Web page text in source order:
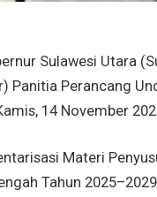
Sulawesi Utara
Panitia Perancang
14 November
Materi
Tahun